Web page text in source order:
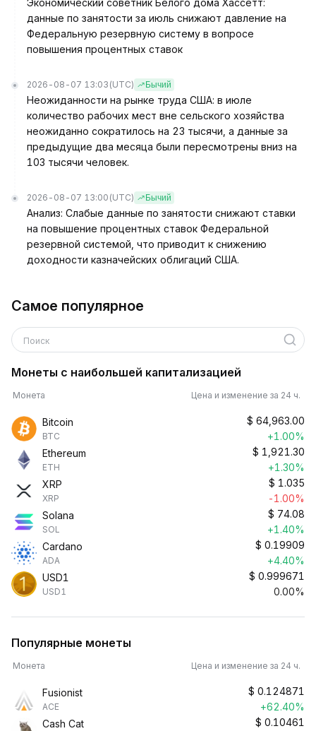
Экономический советник Белого дома Хассетт:
данные по занятости за июль снижают давление на
Федеральную резервную систему в вопросе
повышения процентных ставок
2026-08-07 13:03 (UTC) Бычий
Неожиданности на рынке труда США: в июле
количество рабочих мест вне сельского хозяйства
неожиданно сократилось на 23 тысячи, а данные за
предыдущие два месяца были пересмотрены вниз на
103 тысячи человек.
2026-08-07 13:00 (UTC) Бычий
Анализ: Слабые данные по занятости снижают ставки
на повышение процентных ставок Федеральной
резервной системой, что приводит к снижению
доходности казначейских облигаций США.
Самое популярное
Поиск
Монеты с наибольшей капитализацией
Монета Цена и изменение за 24 ч.
Bitcoin
BTC
$ 64,963.00
+1.00%
Ethereum
ETH
$ 1,921.30
+1.30%
XRP
XRP
$ 1.035
-1.00%
Solana
SOL
$ 74.08
+1.40%
Cardano
ADA
$ 0.19909
+4.40%
USD1
USD1
$ 0.999671
0.00%
Популярные монеты
Монета Цена и изменение за 24 ч.
Fusionist
ACE
$ 0.124871
+62.40%
Cash Cat
$ 0.10461